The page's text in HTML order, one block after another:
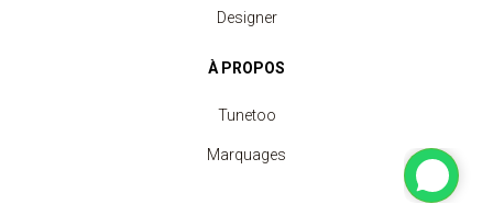
Designer
À PROPOS
Tunetoo
Marquages